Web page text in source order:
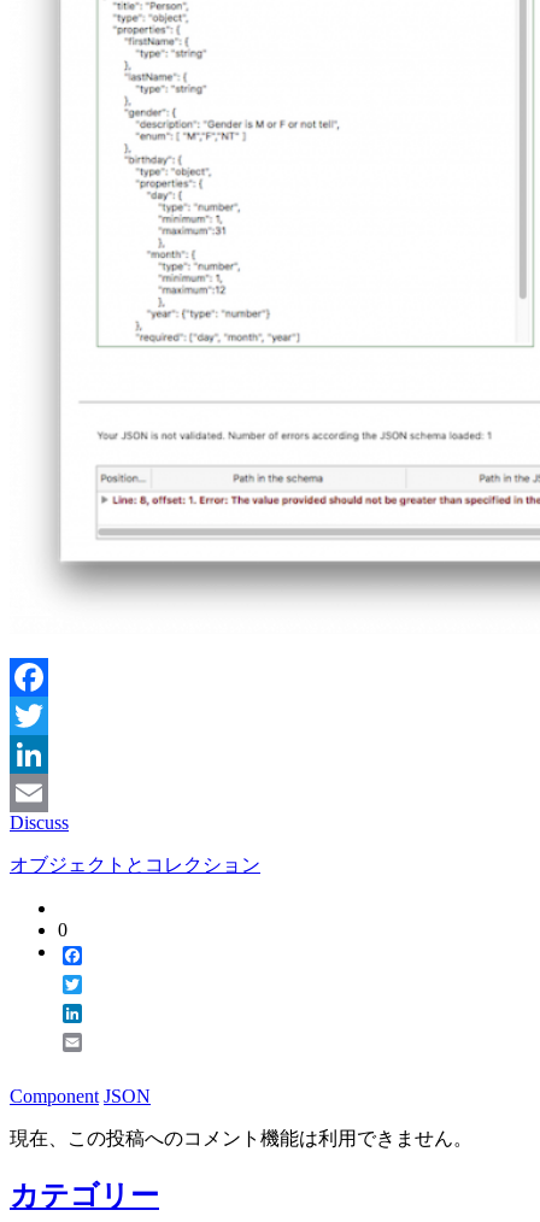
Facebook
Twitter
LinkedIn
Email
Discuss
オブジェクトとコレクション
0
Component JSON
現在、この投稿へのコメント機能は利用できません。
カテゴリー